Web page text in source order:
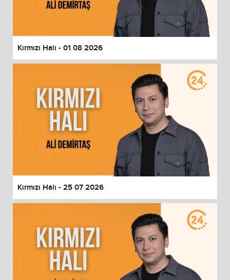
End of dialog window.
Kırmızı Halı - 01 08 2026
Kırmızı Halı - 25 07 2026